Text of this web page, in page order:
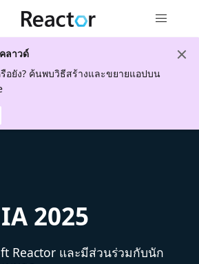
ลาวด์
อยัง? ค้นพบวิธีสร้างและขยายแอปบน
2025
Reactor และมีส่วนร่วมกับนัก